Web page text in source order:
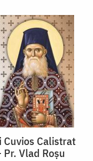
Calistrat
Vlad Roșu